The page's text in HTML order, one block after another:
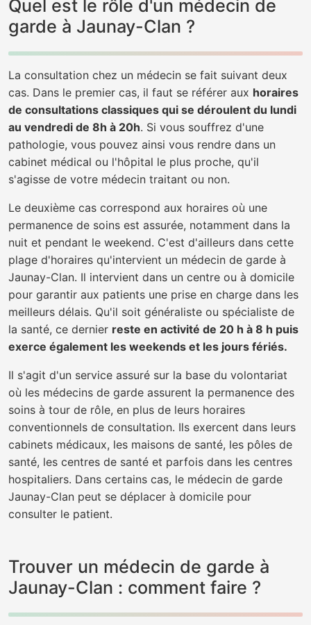
Quel est le rôle d'un médecin de
garde à Jaunay-Clan ?
La consultation chez un médecin se fait suivant deux
cas. Dans le premier cas, il faut se référer aux horaires
de consultations classiques qui se déroulent du lundi
au vendredi de 8h à 20h. Si vous souffrez d'une
pathologie, vous pouvez ainsi vous rendre dans un
cabinet médical ou l'hôpital le plus proche, qu'il
s'agisse de votre médecin traitant ou non.
Le deuxième cas correspond aux horaires où une
permanence de soins est assurée, notamment dans la
nuit et pendant le weekend. C'est d'ailleurs dans cette
plage d'horaires qu'intervient un médecin de garde à
Jaunay-Clan. Il intervient dans un centre ou à domicile
pour garantir aux patients une prise en charge dans les
meilleurs délais. Qu'il soit généraliste ou spécialiste de
la santé, ce dernier reste en activité de 20 h à 8 h puis
exerce également les weekends et les jours fériés.
Il s'agit d'un service assuré sur la base du volontariat
où les médecins de garde assurent la permanence des
soins à tour de rôle, en plus de leurs horaires
conventionnels de consultation. Ils exercent dans leurs
cabinets médicaux, les maisons de santé, les pôles de
santé, les centres de santé et parfois dans les centres
hospitaliers. Dans certains cas, le médecin de garde
Jaunay-Clan peut se déplacer à domicile pour
consulter le patient.
Trouver un médecin de garde à
Jaunay-Clan : comment faire ?